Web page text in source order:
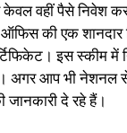
वहीं पैसे निवेश
की एक
इस स्कीम में
है। अगर आप भी
जानकारी दे रहे हैं।